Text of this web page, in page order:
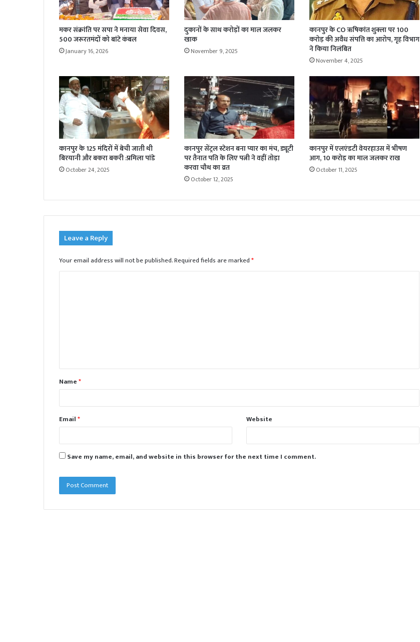
मकर संक्रांति पर सपा ने मनाया सेवा दिवस,
500 जरूरतमंदों को बांटे कंबल
January 16, 2026
दुकानों के साथ करोड़ों का माल जलकर
खाक
November 9, 2025
कानपुर के CO ऋषिकांत शुक्ला पर 100
करोड़ की अवैध संपत्ति का आरोप, गृह विभाग
ने किया निलंबित
November 4, 2025
कानपुर के 125 मंदिरों में बेची जाती थी
बिरयानी और बकरा बकरी :प्रमिला पांडे
October 24, 2025
कानपुर सेंट्रल स्टेशन बना प्यार का मंच, ड्यूटी
पर तैनात पति के लिए पत्नी ने वहीं तोड़ा
करवा चौथ का व्रत
October 12, 2025
कानपुर में एलएंडटी वेयरहाउस में भीषण
आग, 10 करोड़ का माल जलकर राख
October 11, 2025
Leave a Reply
Your email address will not be published.Required fields are marked*
t
*Name*
Email* Website
Save my name, email, and website in this browser for the next time I comment.